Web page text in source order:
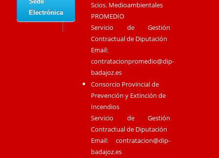
Electrónica
Scios. Medioambientales
PROMEDIO
Servicio de Gestión
Contractual de Diputación
Email:
contratacionpromedio@dip-
badajoz.es
Consorcio Provincial de
Prevención y Extinción de
Incendios
Servicio de Gestión
Contractual de Diputación
Email:contratacion@dip-
badajoz.es